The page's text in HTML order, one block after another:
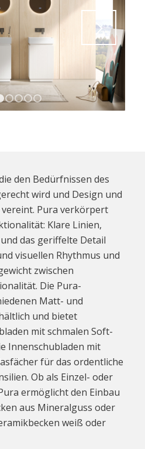
1 2 3 5 6
den Bedürfnissen des
wird und Design und
Pura verkörpert
Klare Linien,
das geriffelte Detail
visuellen Rhythmus und
zwischen
Die Pura-
Matt- und
und bietet
mit schmalen Soft-
Innenschubladen mit
für das ordentliche
Ob als Einzel- oder
ermöglicht den Einbau
aus Mineralguss oder
weiß oder